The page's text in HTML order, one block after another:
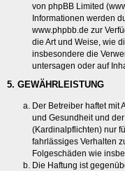
von phpBB Limited
Informationen werden
www.phpbb.de zur
die Art und Weise, wie
insbesondere die
untersagen oder auf
5. GEWÄHRLEISTUNG
Der Betreiber haftet mit
und Gesundheit und
(Kardinalpflichten) nur
fahrlässiges Verhalten
Folgeschäden wie
Die Haftung ist